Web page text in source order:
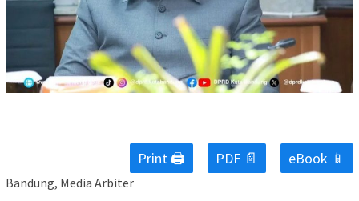
Print 🖨 PDF 📄 eBook 📱
Bandung, Media Arbiter